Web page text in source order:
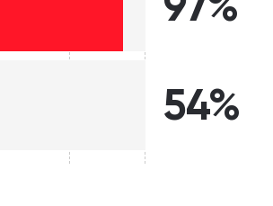
54%